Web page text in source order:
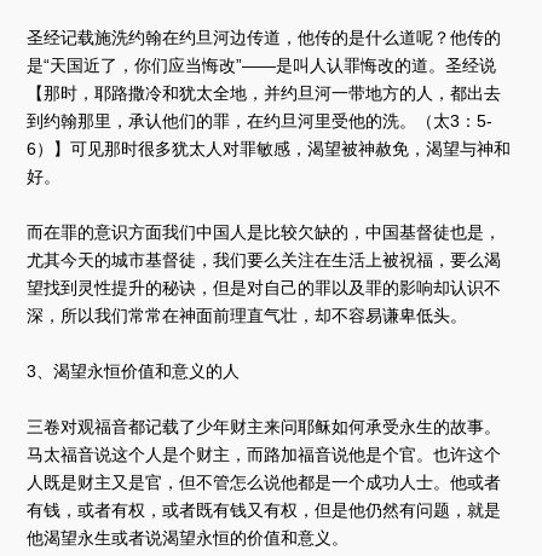
圣经记载施洗约翰在约旦河边传道，他传的是什么道呢？他传的
是“天国近了，你们应当悔改”——是叫人认罪悔改的道。圣经说
【那时，耶路撒冷和犹太全地，并约旦河一带地方的人，都出去
到约翰那里，承认他们的罪，在约旦河里受他的洗。（太3：5-
6）】可见那时很多犹太人对罪敏感，渴望被神赦免，渴望与神和
好。
而在罪的意识方面我们中国人是比较欠缺的，中国基督徒也是，
尤其今天的城市基督徒，我们要么关注在生活上被祝福，要么渴
望找到灵性提升的秘诀，但是对自己的罪以及罪的影响却认识不
深，所以我们常常在神面前理直气壮，却不容易谦卑低头。
3、渴望永恒价值和意义的人
三卷对观福音都记载了少年财主来问耶稣如何承受永生的故事。
马太福音说这个人是个财主，而路加福音说他是个官。也许这个
人既是财主又是官，但不管怎么说他都是一个成功人士。他或者
有钱，或者有权，或者既有钱又有权，但是他仍然有问题，就是
他渴望永生或者说渴望永恒的价值和意义。